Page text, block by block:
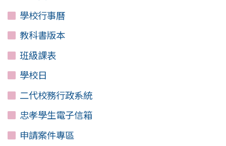
學校行事曆
教科書版本
班級課表
學校日
二代校務行政系統
忠孝學生電子信箱
申請案件專區